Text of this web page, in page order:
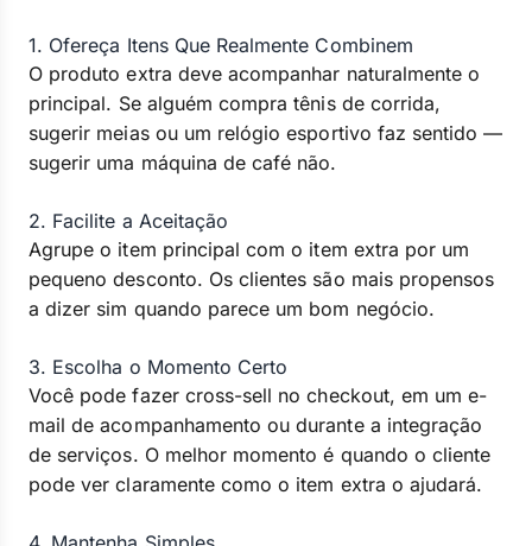
1. Ofereça Itens Que Realmente Combinem
O produto extra deve acompanhar naturalmente o
principal. Se alguém compra tênis de corrida,
sugerir meias ou um relógio esportivo faz sentido —
sugerir uma máquina de café não.
2. Facilite a Aceitação
Agrupe o item principal com o item extra por um
pequeno desconto. Os clientes são mais propensos
a dizer sim quando parece um bom negócio.
3. Escolha o Momento Certo
Você pode fazer cross-sell no checkout, em um e-
mail de acompanhamento ou durante a integração
de serviços. O melhor momento é quando o cliente
pode ver claramente como o item extra o ajudará.